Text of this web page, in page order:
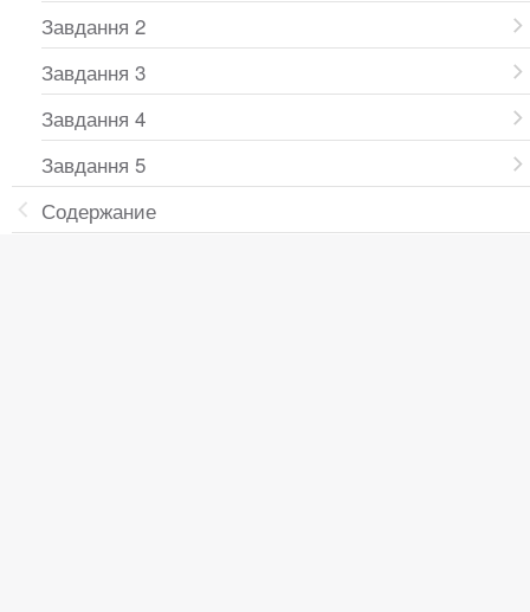
Завдання 2
Завдання 3
Завдання 4
Завдання 5
Содержание